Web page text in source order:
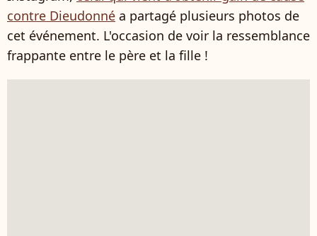
contre Dieudonné a partagé plusieurs photos de
cet événement. L'occasion de voir la ressemblance
frappante entre le père et la fille !